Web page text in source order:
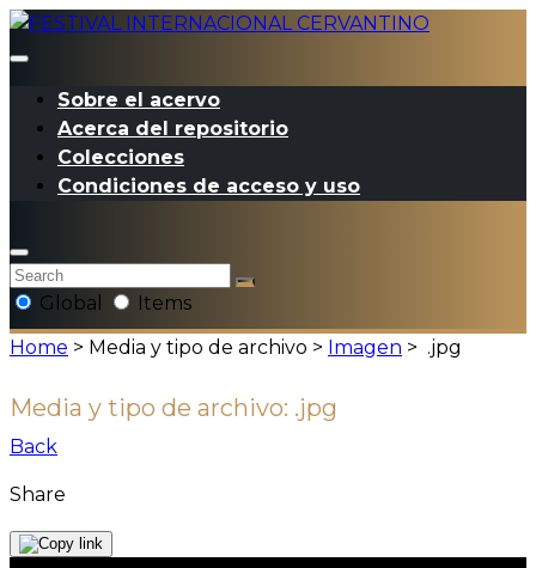
Sobre el acervo
Acerca del repositorio
Colecciones
Condiciones de acceso y uso
Global
Items
Home > Media y tipo de archivo > Imagen > .jpg
Media y tipo de archivo: .jpg
Back
Share